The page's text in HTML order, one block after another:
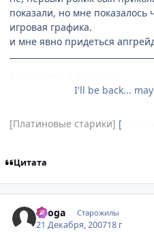
показали, но мне показалось
игровая графика.
и мне явно придеться
I'll be back...
[Платиновые старики] [
Цитата
Ryoga Старожилы
21 Декабря, 200718 г